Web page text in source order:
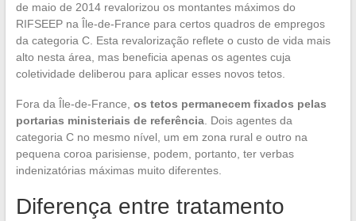
de maio de 2014 revalorizou os montantes máximos do
RIFSEEP na Île-de-France para certos quadros de empregos
da categoria C. Esta revalorização reflete o custo de vida mais
alto nesta área, mas beneficia apenas os agentes cuja
coletividade deliberou para aplicar esses novos tetos.
Fora da Île-de-France, os tetos permanecem fixados pelas
portarias ministeriais de referência. Dois agentes da
categoria C no mesmo nível, um em zona rural e outro na
pequena coroa parisiense, podem, portanto, ter verbas
indenizatórias máximas muito diferentes.
Diferença entre tratamento